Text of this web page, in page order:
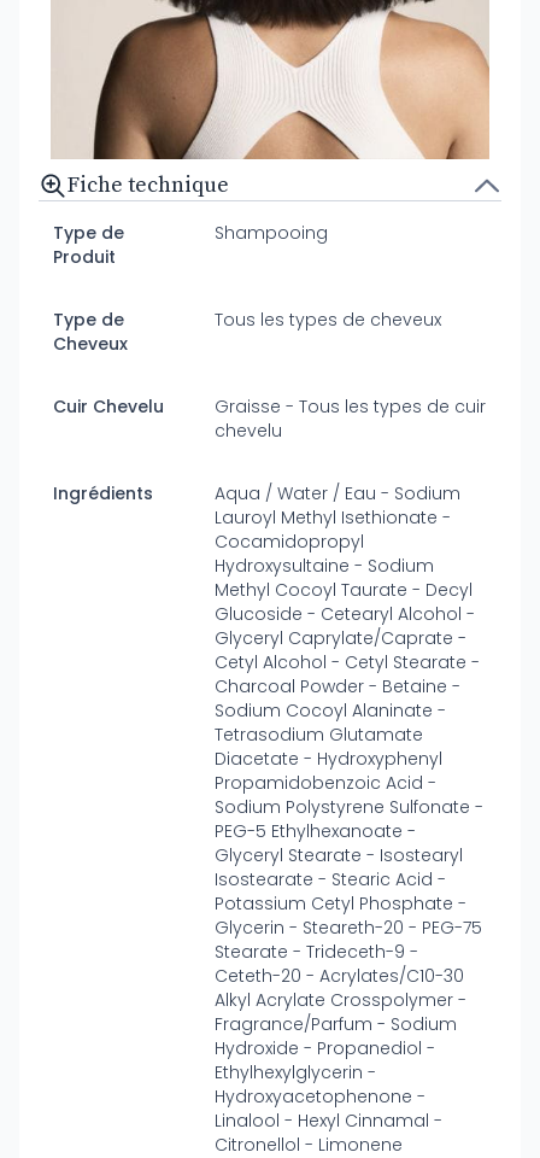
Fiche technique
Type de
Produit
Shampooing
Type de
Cheveux
Tous les types de cheveux
Cuir Chevelu
Graisse - Tous les types de cuir
chevelu
Ingrédients
Aqua / Water / Eau - Sodium
Lauroyl Methyl Isethionate -
Cocamidopropyl
Hydroxysultaine - Sodium
Methyl Cocoyl Taurate - Decyl
Glucoside - Cetearyl Alcohol -
Glyceryl Caprylate/Caprate -
Cetyl Alcohol - Cetyl Stearate -
Charcoal Powder - Betaine -
Sodium Cocoyl Alaninate -
Tetrasodium Glutamate
Diacetate - Hydroxyphenyl
Propamidobenzoic Acid -
Sodium Polystyrene Sulfonate -
PEG-5 Ethylhexanoate -
Glyceryl Stearate - Isostearyl
Isostearate - Stearic Acid -
Potassium Cetyl Phosphate -
Glycerin - Steareth-20 - PEG-75
Stearate - Trideceth-9 -
Ceteth-20 - Acrylates/C10-30
Alkyl Acrylate Crosspolymer -
Fragrance/Parfum - Sodium
Hydroxide - Propanediol -
Ethylhexylglycerin -
Hydroxyacetophenone -
Linalool - Hexyl Cinnamal -
Citronellol - Limonene